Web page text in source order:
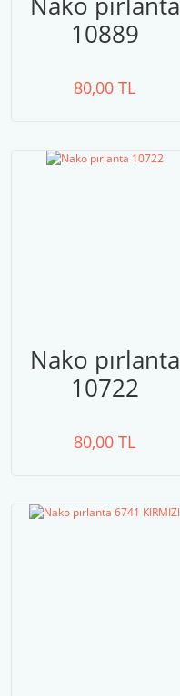
10889
80,00 TL
Nako pırlanta
10722
80,00 TL